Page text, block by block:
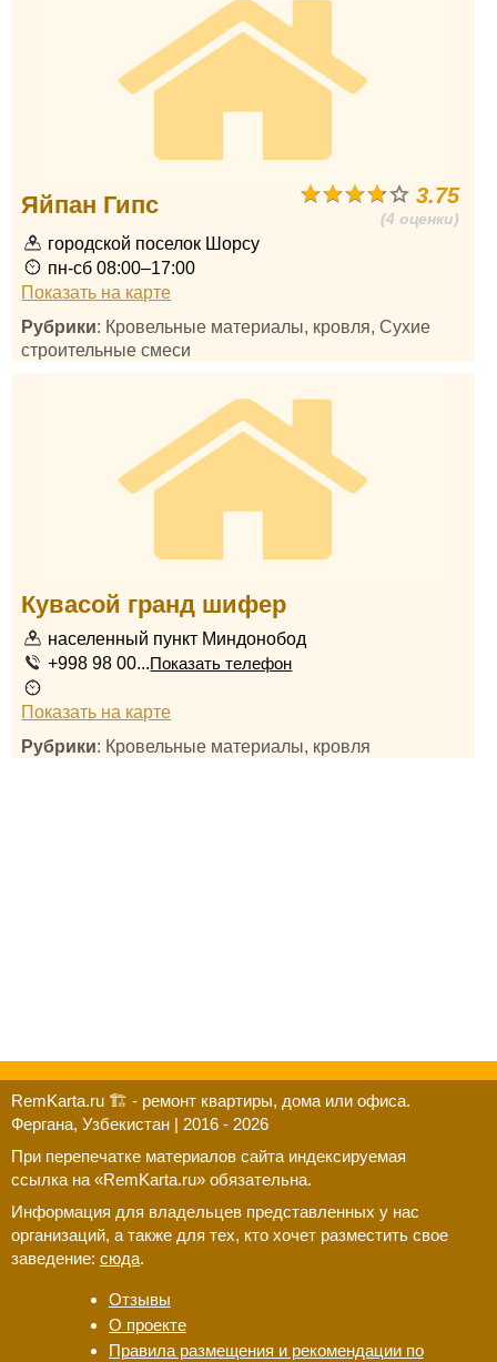
3.75
(4 оценки)
Яйпан Гипс
городской поселок Шорсу
пн-сб 08:00–17:00
Показать на карте
Рубрики: Кровельные материалы, кровля, Сухие
строительные смеси
Кувасой гранд шифер
населенный пункт Миндонобод
+998 98 00...Показать телефон
Показать на карте
Рубрики: Кровельные материалы, кровля
RemKarta.ru 🏗️ - ремонт квартиры, дома или офиса.
Фергана, Узбекистан | 2016 - 2026
При перепечатке материалов сайта индексируемая
ссылка на «RemKarta.ru» обязательна.
Информация для владельцев представленных у нас
организаций, а также для тех, кто хочет разместить свое
заведение: сюда.
Отзывы